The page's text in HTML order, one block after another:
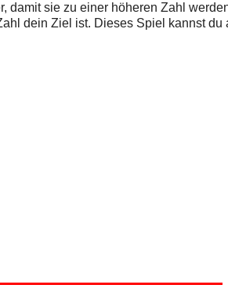
damit sie zu einer höheren Zahl
dein Ziel ist. Dieses Spiel kannst du